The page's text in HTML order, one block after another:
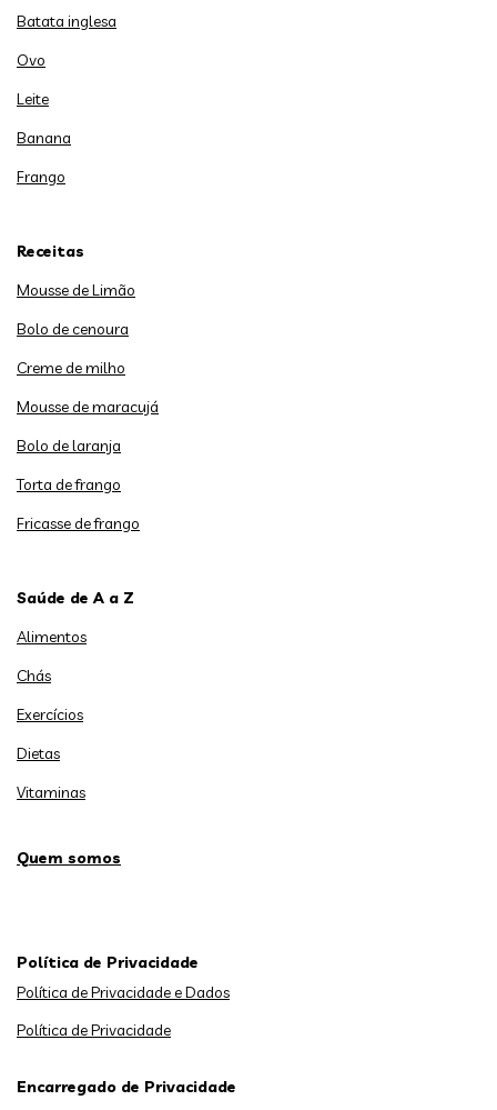
Batata inglesa
Ovo
Leite
Banana
Frango
Receitas
Mousse de Limão
Bolo de cenoura
Creme de milho
Mousse de maracujá
Bolo de laranja
Torta de frango
Fricasse de frango
Saúde de A a Z
Alimentos
Chás
Exercícios
Dietas
Vitaminas
Quem somos
Política de Privacidade
Política de Privacidade e Dados
Política de Privacidade
Encarregado de Privacidade